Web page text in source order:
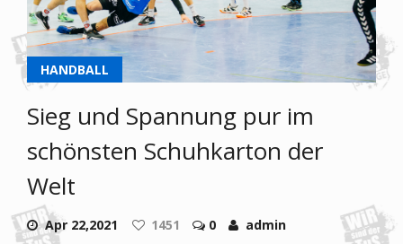
HANDBALL
Sieg und Spannung pur im
schönsten Schuhkarton der
Welt
Apr 22,2021 1451 0 admin